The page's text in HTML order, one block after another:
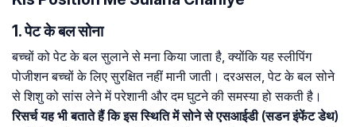
1. पेट के बल सोना
बच्चों को पेट के बल सुलाने से मना किया जाता है, क्योंकि यह स्लीपिंग
पोजीशन बच्चों के लिए सुरक्षित नहीं मानी जाती। दरअसल, पेट के बल सोने
से शिशु को सांस लेने में परेशानी और दम घुटने की समस्या हो सकती है।
रिसर्च यह भी बताते हैं कि इस स्थिति में सोने से एसआईडी (सडन इंफेंट डेथ)